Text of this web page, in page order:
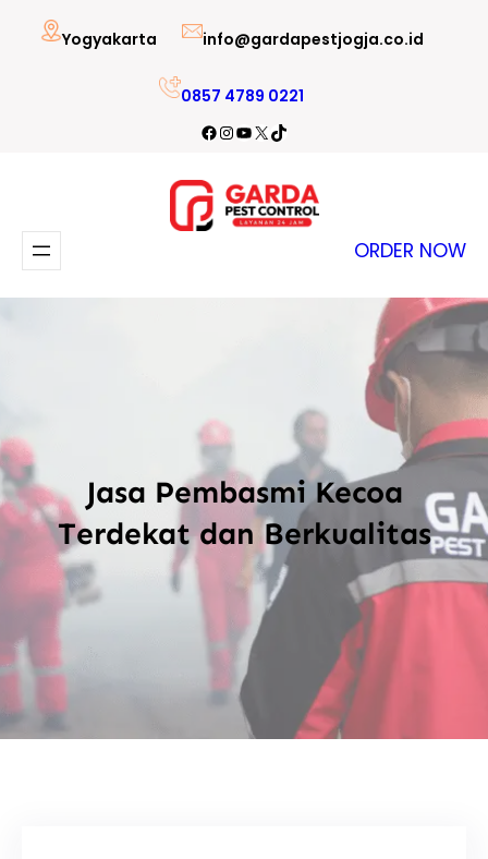
Lewati
Yogyakarta info@gardapestjogja.co.id
0857 4789 0221
Facebook
Instagram
YouTube
X TikTok
ORDER NOW
Jasa Pembasmi Kecoa
Terdekat dan Berkualitas